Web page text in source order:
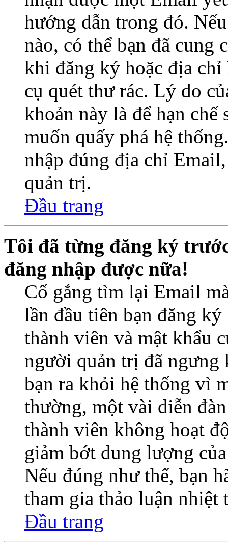
hướng dẫn trong đó.
nào, có thể bạn đã cung
khi đăng ký hoặc địa
cụ quét thư rác. Lý do
khoản này là để hạn
muốn quấy phá hệ
nhập đúng địa chỉ
quản trị.
Đầu trang
Tôi đã từng đăng ký
đăng nhập được nữa!
Cố gắng tìm lại Email
lần đầu tiên bạn đăng
thành viên và mật khẩu
người quản trị đã ngưng
bạn ra khỏi hệ thống vì
thường, một vài diễn
thành viên không hoạt
giảm bớt dung lượng
Nếu đúng như thế, bạn
tham gia thảo luận
Đầu trang